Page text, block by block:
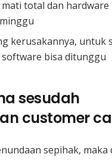
total dan
kerusakannya, untuk
bisa ditunggu
sesudah
customer
sepihak, maka